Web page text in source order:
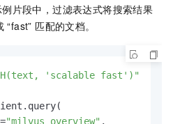
片段中，过滤表达式将搜索结果
匹配的文档。
'scalable fast')"
"milvus_overview" ,